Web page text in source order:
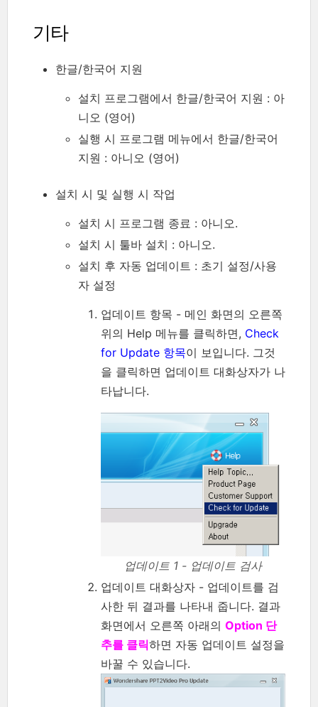
기타
한글/한국어 지원
설치 프로그램에서 한글/한국어 지원 : 아
니오 (영어)
실행 시 프로그램 메뉴에서 한글/한국어
지원 : 아니오 (영어)
설치 시 및 실행 시 작업
설치 시 프로그램 종료 : 아니오.
설치 시 툴바 설치 : 아니오.
설치 후 자동 업데이트 : 초기 설정/사용
자 설정
업데이트 항목 - 메인 화면의 오른쪽
위의 Help 메뉴를 클릭하면, Check
for Update 항목이 보입니다. 그것
을 클릭하면 업데이트 대화상자가 나
타납니다.
업데이트 1 - 업데이트 검사
업데이트 대화상자 - 업데이트를 검
사한 뒤 결과를 나타내 줍니다. 결과
화면에서 오른쪽 아래의 Option 단
추를 클릭하면 자동 업데이트 설정을
바꿀 수 있습니다.